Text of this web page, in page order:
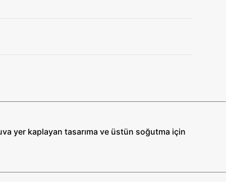
yer kaplayan tasarıma ve üstün soğutma için